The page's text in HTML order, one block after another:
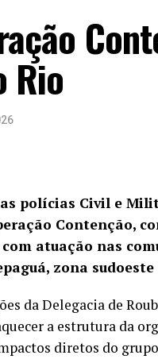
Rio
polícias Civil e
Contenção,
atuação nas
zona
da Delegacia de
a estrutura da
diretos do